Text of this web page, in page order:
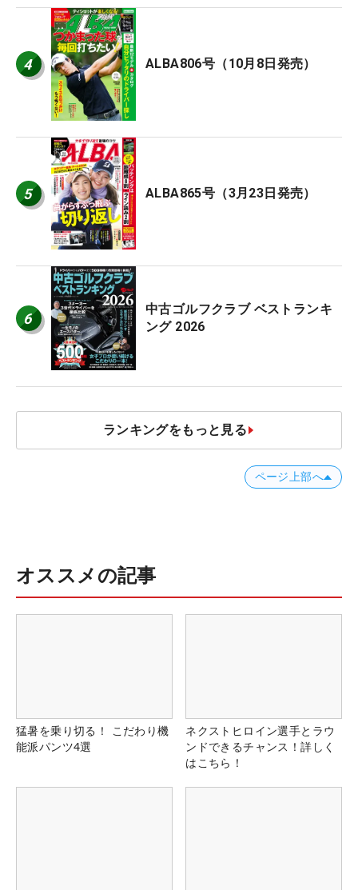
4 ALBA806号（10月8日発売）
5 ALBA865号（3月23日発売）
6
中古ゴルフクラブ ベストランキ
ング 2026
ランキングをもっと見る
ページ上部へ
オススメの記事
猛暑を乗り切る！ こだわり機
能派パンツ4選
ネクストヒロイン選手とラウ
ンドできるチャンス！詳しく
はこちら！